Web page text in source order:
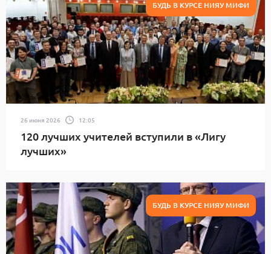
БУДЬ В КУРСЕ НИЯУ МИФИ
26 июня 2026 12:05
120 лучших учителей вступили в «Лигу
лучших»
БУДЬ В КУРСЕ НИЯУ МИФИ